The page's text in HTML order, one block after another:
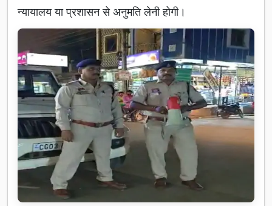
न्यायालय या प्रशासन से अनुमति लेनी होगी।